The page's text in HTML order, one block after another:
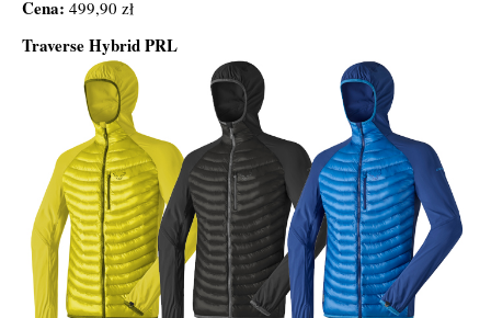
Cena: 499,90 zł
Traverse Hybrid PRL